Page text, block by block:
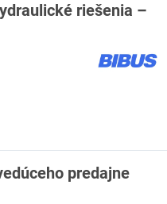
riešenia –
predajne